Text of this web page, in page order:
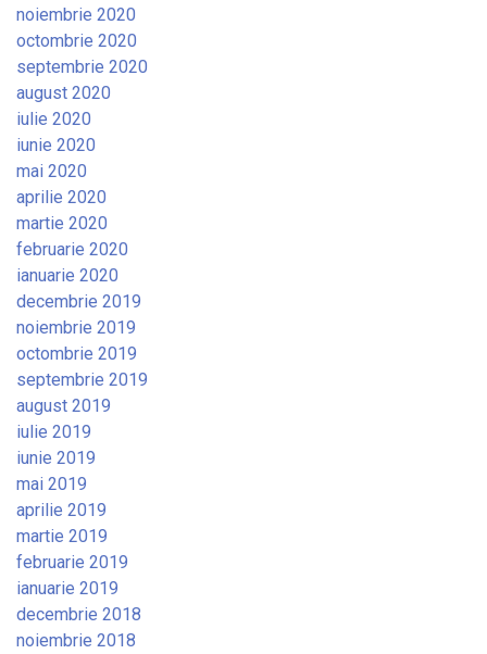
noiembrie 2020
octombrie 2020
septembrie 2020
august 2020
iulie 2020
iunie 2020
mai 2020
aprilie 2020
martie 2020
februarie 2020
ianuarie 2020
decembrie 2019
noiembrie 2019
octombrie 2019
septembrie 2019
august 2019
iulie 2019
iunie 2019
mai 2019
aprilie 2019
martie 2019
februarie 2019
ianuarie 2019
decembrie 2018
noiembrie 2018